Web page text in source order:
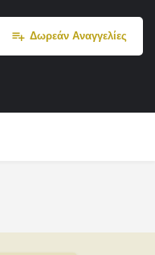
Δωρεάν Αναγγελίες